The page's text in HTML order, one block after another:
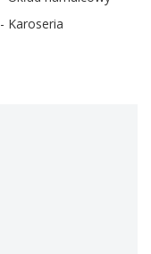
- Karoseria